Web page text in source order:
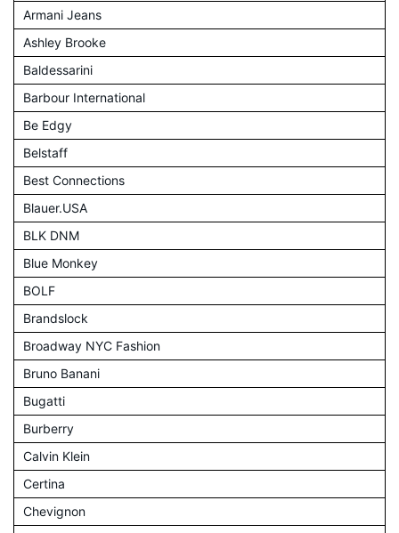
Armani Jeans
Ashley Brooke
Baldessarini
Barbour International
Be Edgy
Belstaff
Best Connections
Blauer.USA
BLK DNM
Blue Monkey
BOLF
Brandslock
Broadway NYC Fashion
Bruno Banani
Bugatti
Burberry
Calvin Klein
Certina
Chevignon